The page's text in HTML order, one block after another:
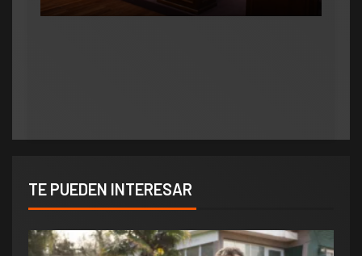
Municipios polìtica
TE PUEDEN INTERESAR